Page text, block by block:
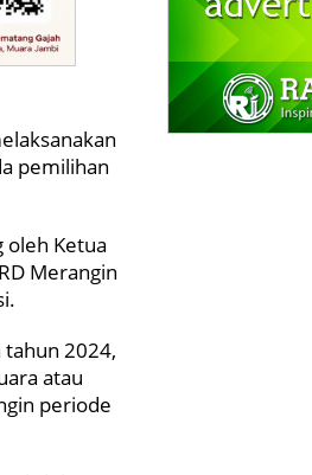
pemilihan
oleh Ketua
Merangin
2024,
atau
periode